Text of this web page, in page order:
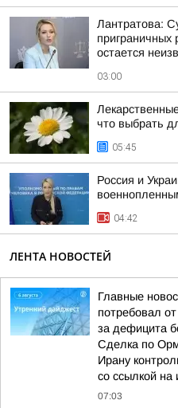
Лантратова:
приграничных
остается
03:00
что выбрать
05:45
Россия и
04:42
ЛЕНТА НОВОСТЕЙ
Главные
потребовал
за дефицита
Сделка по
Ирану
со ссылкой на
07:03